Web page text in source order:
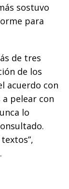
sostuvo
para
de tres
de los
acuerdo con
a pelear con
lo